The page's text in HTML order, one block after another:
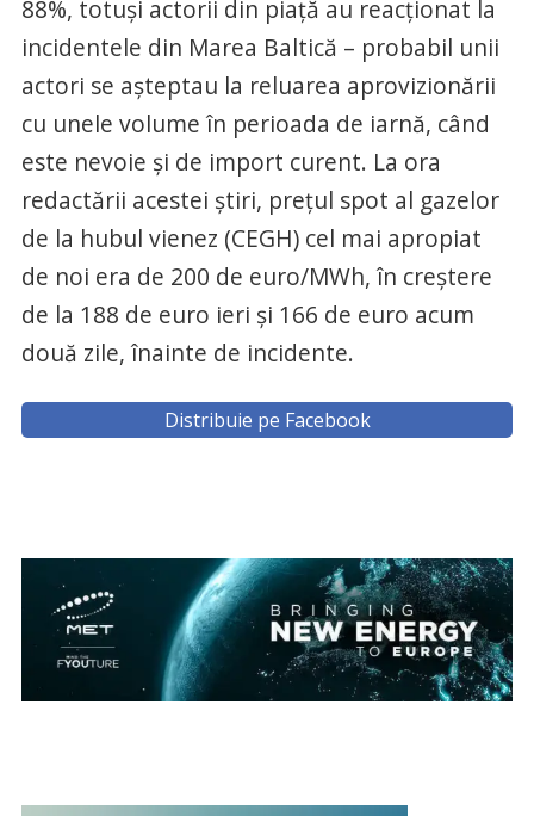
88%, totuși actorii din piață au reacționat la
incidentele din Marea Baltică – probabil unii
actori se așteptau la reluarea aprovizionării
cu unele volume în perioada de iarnă, când
este nevoie și de import curent. La ora
redactării acestei știri, prețul spot al gazelor
de la hubul vienez (CEGH) cel mai apropiat
de noi era de 200 de euro/MWh, în creștere
de la 188 de euro ieri și 166 de euro acum
două zile, înainte de incidente.
Distribuie pe Facebook